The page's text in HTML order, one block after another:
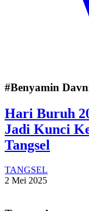
#Benyamin
Hari Buruh
Jadi Kunci
Tangsel
TANGSEL
2 Mei 2025